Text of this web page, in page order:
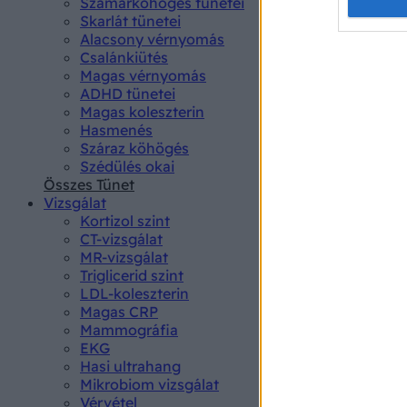
Skarlát tünetei
Alacsony vérnyomás
Csalánkiütés
Magas vérnyomás
ADHD tünetei
Magas koleszterin
Hasmenés
Száraz köhögés
Szédülés okai
Összes Tünet
Vizsgálat
Kortizol szint
CT-vizsgálat
MR-vizsgálat
Triglicerid szint
LDL-koleszterin
Magas CRP
Mammográfia
EKG
Hasi ultrahang
Mikrobiom vizsgálat
Vérvétel